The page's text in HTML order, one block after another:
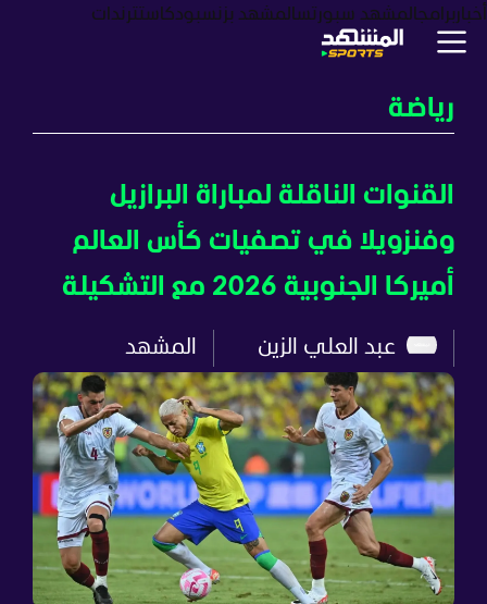
أخبار برامجالمشهد سبورتسالمشهد بزنسبودكاستترندات
رياضة
القنوات الناقلة لمباراة البرازيل
وفنزويلا في تصفيات كأس العالم
أميركا الجنوبية 2026 مع التشكيلة
عبد العلي الزين المشهد